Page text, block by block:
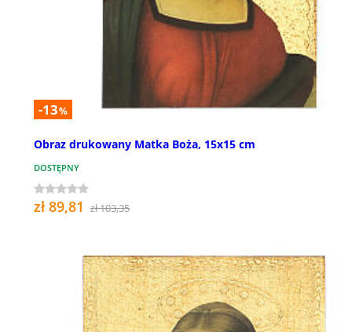
-13%
Obraz drukowany Matka Boża, 15x15 cm
DOSTĘPNY
zł 89,81 zł 103,35